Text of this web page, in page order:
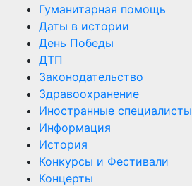
Гуманитарная помощь
Даты в истории
День Победы
ДТП
Законодательство
Здравоохранение
Иностранные специалисты
Информация
История
Конкурсы и Фестивали
Концерты